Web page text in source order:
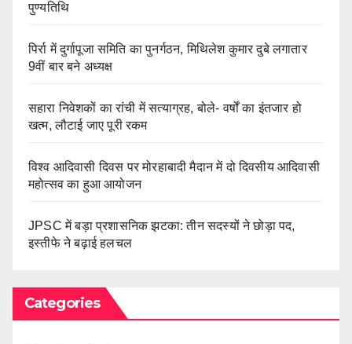
पुण्यतिथि
पिर्रा में दुर्गापूजा समिति का पुनर्गठन, मिथिलेश कुमार दुबे लगातार
9वीं बार बने अध्यक्ष
सहारा निवेशकों का रांची में सत्याग्रह, बोले- वर्षों का इंतजार हो
खत्म, लौटाई जाए पूरी रकम
विश्व आदिवासी दिवस पर मोरहाबादी मैदान में दो दिवसीय आदिवासी
महोत्सव का हुआ आयोजन
JPSC में बड़ा प्रशासनिक झटका: तीन सदस्यों ने छोड़ा पद,
इस्तीफे ने बढ़ाई हलचल
Categories